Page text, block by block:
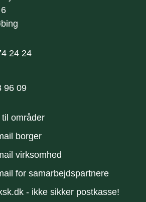
24 24
96 09
områder
borger
virksomhed
for samarbejdspartnere
- ikke sikker postkasse!